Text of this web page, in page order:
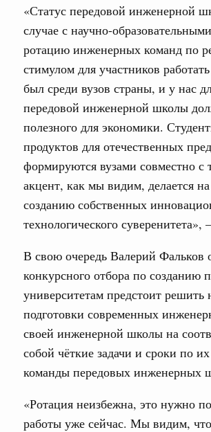
«Статус передовой инженерной
случае с научно-
ротацию инженерных команд по
стимулом для участников
был среди вузов страны, и у нас
передовой инженерной школы
полезного для экономики.
продуктов для отечественных
формируются вузами совместно
акцент, как мы видим, делается
созданию собственных
технологического
В свою очередь Валерий Фальков
конкурсного отбора по
университетам предстоит решить
подготовки современных
своей инженерной школы на
собой чёткие задачи и сроки по
команды передовых инженерных
«Ротация неизбежна, это нужно
работы уже сейчас. Мы видим,
и Сергей Кравцов
сборную с победой на
искусственному
Общие вопросы промышленной политики
посетил Ярославскую
Бюджеты субъектов Федерации.
15 объектов
построили и обновили
кредитам
Синхронизация
поддержки сельских
Экономика городов. Городская среда
«Единый заказчик»
и реконструкцию более